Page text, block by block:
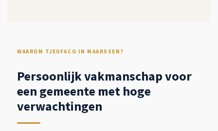
WAAROM TJEUFACO IN MAARSSEN?
Persoonlijk vakmanschap voor
een gemeente met hoge
verwachtingen